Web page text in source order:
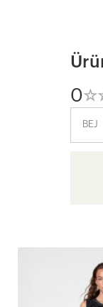
0☆
★